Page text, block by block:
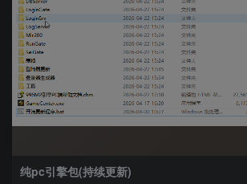
纯pc引擎包(持续更新)